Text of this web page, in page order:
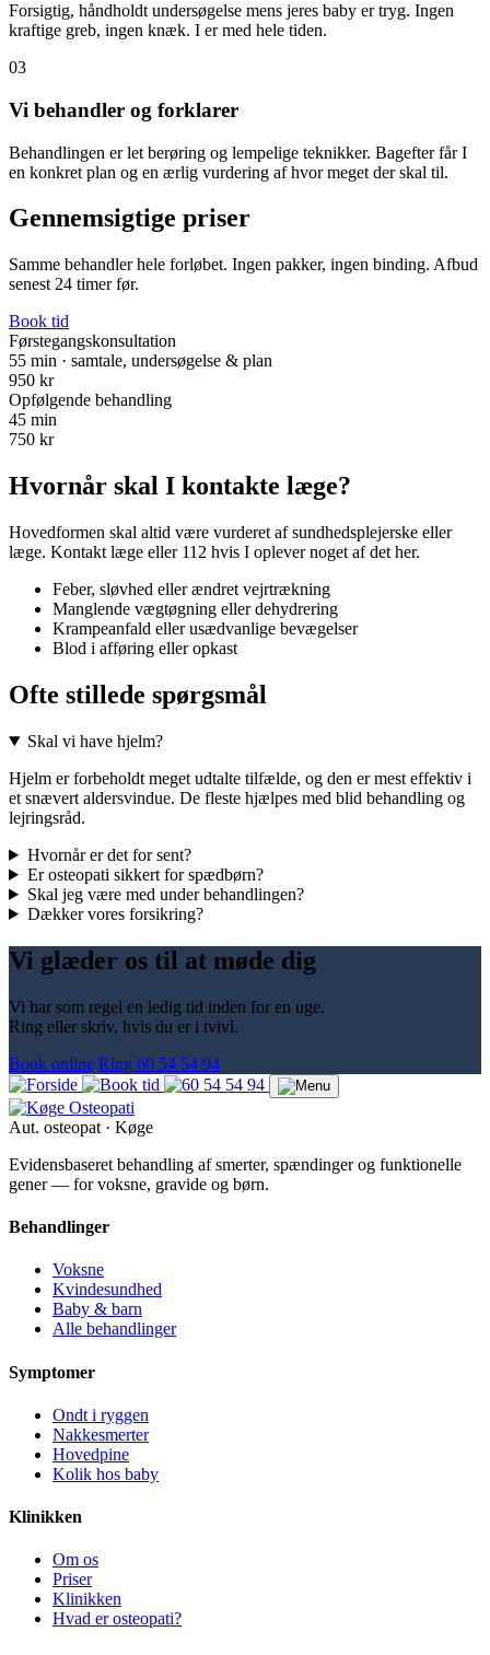
Forsigtig, håndholdt undersøgelse mens jeres baby er tryg. Ingen
kraftige greb, ingen knæk. I er med hele tiden.
03
Vi behandler og forklarer
Behandlingen er let berøring og lempelige teknikker. Bagefter får I
en konkret plan og en ærlig vurdering af hvor meget der skal til.
Gennemsigtige priser
Samme behandler hele forløbet. Ingen pakker, ingen binding. Afbud
senest 24 timer før.
Book tid
Førstegangskonsultation
55 min · samtale, undersøgelse & plan
950 kr
Opfølgende behandling
45 min
750 kr
Hvornår skal I kontakte læge?
Hovedformen skal altid være vurderet af sundhedsplejerske eller
læge. Kontakt læge eller 112 hvis I oplever noget af det her.
Feber, sløvhed eller ændret vejrtrækning
Manglende vægtøgning eller dehydrering
Krampeanfald eller usædvanlige bevægelser
Blod i afføring eller opkast
Ofte stillede spørgsmål
Skal vi have hjelm?
Hjelm er forbeholdt meget udtalte tilfælde, og den er mest effektiv i
et snævert aldersvindue. De fleste hjælpes med blid behandling og
lejringsråd.
Hvornår er det for sent?
Er osteopati sikkert for spædbørn?
Skal jeg være med under behandlingen?
Dækker vores forsikring?
Vi glæder os til at møde dig
Vi har som regel en ledig tid inden for en uge.
Ring eller skriv, hvis du er i tvivl.
Book online Ring 60 54 54 94
Aut. osteopat · Køge
Evidensbaseret behandling af smerter, spændinger og funktionelle
gener — for voksne, gravide og børn.
Behandlinger
Voksne
Kvindesundhed
Baby & barn
Alle behandlinger
Symptomer
Ondt i ryggen
Nakkesmerter
Hovedpine
Kolik hos baby
Klinikken
Om os
Priser
Klinikken
Hvad er osteopati?